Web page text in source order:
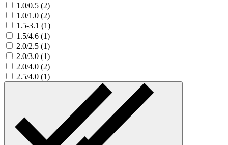
1.0/0.5 (2)
1.0/1.0 (2)
1.5-3.1 (1)
1.5/4.6 (1)
2.0/2.5 (1)
2.0/3.0 (1)
2.0/4.0 (2)
2.5/4.0 (1)